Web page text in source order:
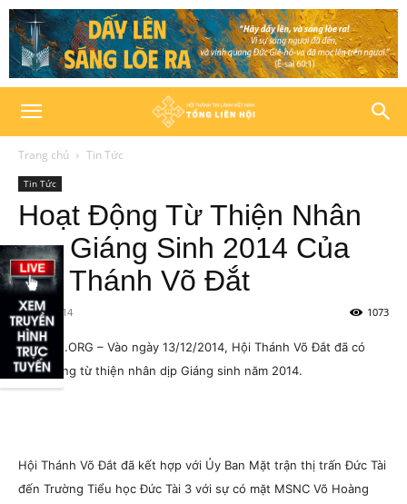
Trang chủ Tin Tức
Tin Tức
Hoạt Động Từ Thiện Nhân
Dịp Giáng Sinh 2014 Của
Hội Thánh Võ Đắt
17/12/2014 1073
HTTLVN.ORG – Vào ngày 13/12/2014, Hội Thánh Võ Đắt đã có
hoạt động từ thiện nhân dịp Giáng sinh năm 2014.
Hội Thánh Võ Đắt đã kết hợp với Ủy Ban Mặt trận thị trấn Đức Tài
đến Trường Tiểu học Đức Tài 3 với sự có mặt MSNC Võ Hoàng